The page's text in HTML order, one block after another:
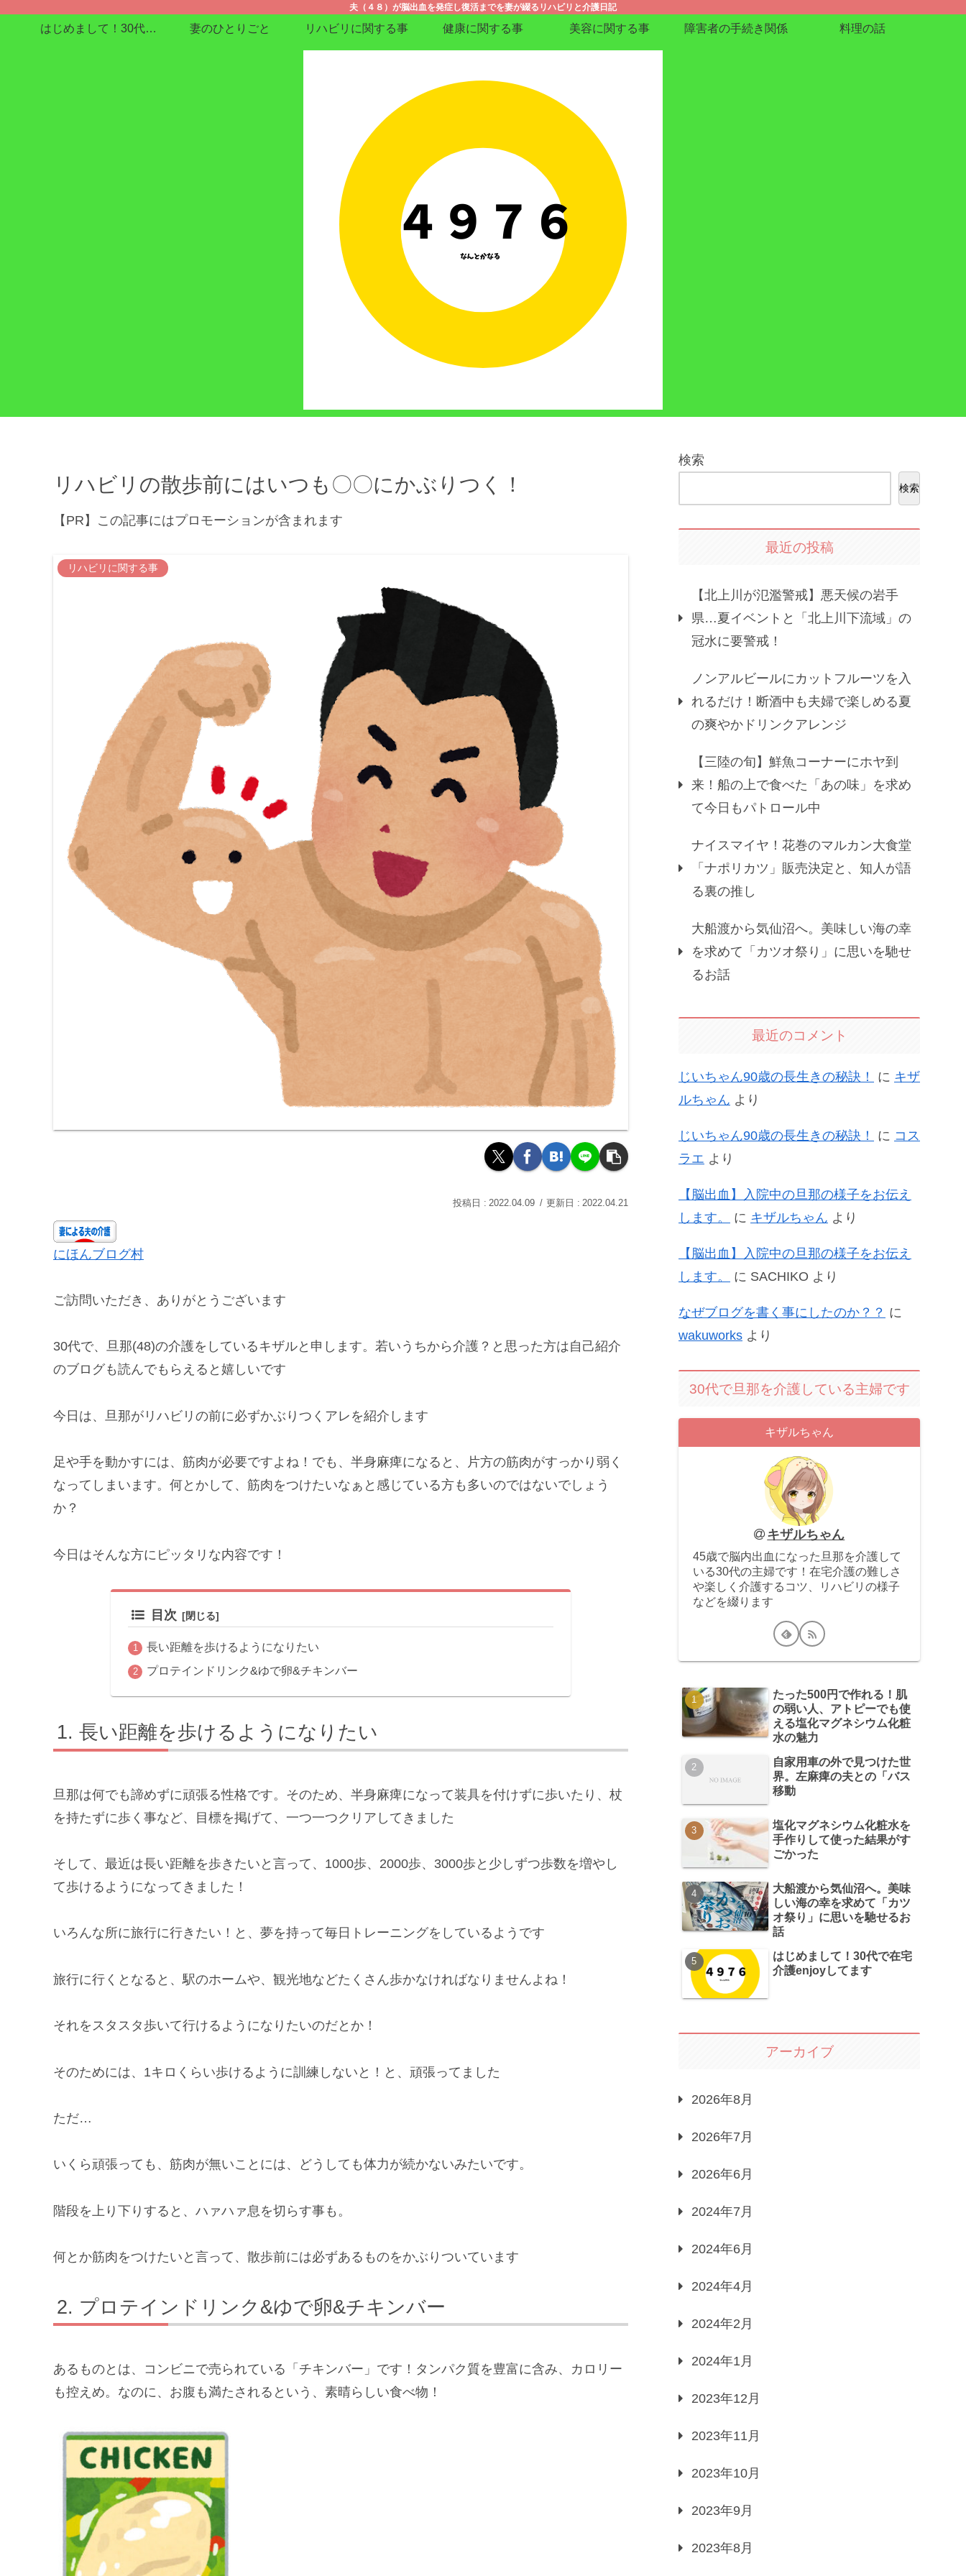
夫（４８）が脳出血を発症し復活までを妻が綴るリハビリと介護日記
はじめまして！30代で在宅介護enjoyしてます 妻のひとりごと リハビリに関する事 健康に関する事 美容に関する事 障害者の手続き関係 料理の話
リハビリの散歩前にはいつも〇〇にかぶりつく！
【PR】この記事にはプロモーションが含まれます
リハビリに関する事
2022.04.09 2022.04.21
にほんブログ村
ご訪問いただき、ありがとうございます
30代で、旦那(48)の介護をしているキザルと申します。若いうちから介護？と思った方は自己紹介
のブログも読んでもらえると嬉しいです
今日は、旦那がリハビリの前に必ずかぶりつくアレを紹介します
足や手を動かすには、筋肉が必要ですよね！でも、半身麻痺になると、片方の筋肉がすっかり弱く
なってしまいます。何とかして、筋肉をつけたいなぁと感じている方も多いのではないでしょう
か？
今日はそんな方にピッタリな内容です！
目次
長い距離を歩けるようになりたい
プロテインドリンク&ゆで卵&チキンバー
長い距離を歩けるようになりたい
旦那は何でも諦めずに頑張る性格です。そのため、半身麻痺になって装具を付けずに歩いたり、杖
を持たずに歩く事など、目標を掲げて、一つ一つクリアしてきました
そして、最近は長い距離を歩きたいと言って、1000歩、2000歩、3000歩と少しずつ歩数を増やし
て歩けるようになってきました！
いろんな所に旅行に行きたい！と、夢を持って毎日トレーニングをしているようです
旅行に行くとなると、駅のホームや、観光地などたくさん歩かなければなりませんよね！
それをスタスタ歩いて行けるようになりたいのだとか！
そのためには、1キロくらい歩けるように訓練しないと！と、頑張ってました
ただ…
いくら頑張っても、筋肉が無いことには、どうしても体力が続かないみたいです。
階段を上り下りすると、ハァハァ息を切らす事も。
何とか筋肉をつけたいと言って、散歩前には必ずあるものをかぶりついています
プロテインドリンク&ゆで卵&チキンバー
あるものとは、コンビニで売られている「チキンバー」です！タンパク質を豊富に含み、カロリー
も控えめ。なのに、お腹も満たされるという、素晴らしい食べ物！
検索
検索
最近の投稿
【北上川が氾濫警戒】悪天候の岩手
県…夏イベントと「北上川下流域」の
冠水に要警戒！
ノンアルビールにカットフルーツを入
れるだけ！断酒中も夫婦で楽しめる夏
の爽やかドリンクアレンジ
【三陸の旬】鮮魚コーナーにホヤ到
来！船の上で食べた「あの味」を求め
て今日もパトロール中
ナイスマイヤ！花巻のマルカン大食堂
「ナポリカツ」販売決定と、知人が語
る裏の推し
大船渡から気仙沼へ。美味しい海の幸
を求めて「カツオ祭り」に思いを馳せ
るお話
最近のコメント
じいちゃん90歳の長生きの秘訣！ に キザ
ルちゃん より
じいちゃん90歳の長生きの秘訣！ に コス
ラエ より
【脳出血】入院中の旦那の様子をお伝え
します。
に キザルちゃん より
【脳出血】入院中の旦那の様子をお伝え
します。
に SACHIKO より
なぜブログを書く事にしたのか？？ に
wakuworks より
30代で旦那を介護している主婦です
キザルちゃん
キザルちゃん
45歳で脳内出血になった旦那を介護して
いる30代の主婦です！在宅介護の難しさ
や楽しく介護するコツ、リハビリの様子
などを綴ります
たった500円で作れる！肌
の弱い人、アトピーでも使
える塩化マグネシウム化粧
水の魅力
自家用車の外で見つけた世
界。左麻痺の夫との「バス
移動
塩化マグネシウム化粧水を
手作りして使った結果がす
ごかった
大船渡から気仙沼へ。美味
しい海の幸を求めて「カツ
オ祭り」に思いを馳せるお
話
はじめまして！30代で在宅
介護enjoyしてます
アーカイブ
2026年8月
2026年7月
2026年6月
2024年7月
2024年6月
2024年4月
2024年2月
2024年1月
2023年12月
2023年11月
2023年10月
2023年9月
2023年8月